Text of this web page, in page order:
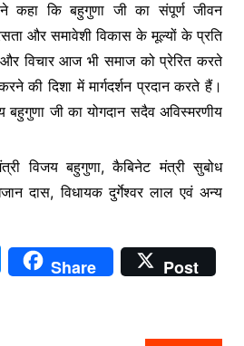
कहा कि बहुगुणा जी का संपूर्ण जीवन
और समावेशी विकास के मूल्यों के प्रति
विचार आज भी समाज को प्रेरित करते
की दिशा में मार्गदर्शन प्रदान करते हैं।
बहुगुणा जी का योगदान सदैव अविस्मरणीय
विजय बहुगुणा, कैबिनेट मंत्री सुबोध
दास, विधायक दुर्गेश्वर लाल एवं अन्य
M
e
Share
Post